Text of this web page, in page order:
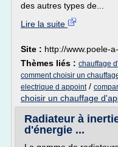
des autres types de...
Lire la suite
Site : http://www.poele-
Thèmes liés : chauffage
comment choisir un
electrique d appoint/
choisir un chauffage
Radiateur à
d'énergie ...